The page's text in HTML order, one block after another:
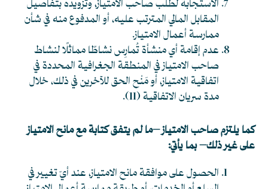
الاستجابة لطلب صاحب الامتياز، وتزويده بتفاصيل
المقابل المالي المترتب عليه، أو المدفوع منه في شأن
ممارسة أعمال الامتياز.
عدم إقامة أي منشأة تُمارِس نشاطًا مماثلًا لنشاط
صاحب الامتياز في المنطقة الجغرافية المحددة في
اتفاقية الامتياز، أو مَنْح الحق للآخرين في ذلك، خلال
مدة سريان الاتفاقية(11)
.
كما يلتزم صاحب الامتياز –ما لم يتفق كتابة مع مانح الامتياز
على غير ذلك– بما يأتي:
الحصول على موافقة مانح الامتياز، عند أيّ تغيير في